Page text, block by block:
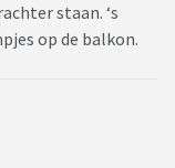
staan. ‘s
op de balkon.